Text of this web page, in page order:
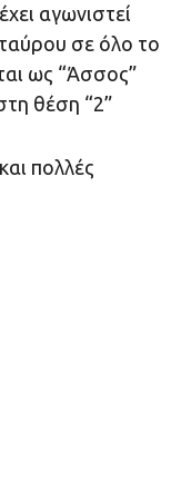
αγωνιστεί
σε όλο το
ως “Άσσος”
θέση “2”
πολλές